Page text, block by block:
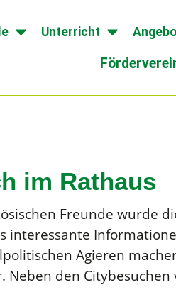
Unterricht
im Rathaus
Freunde wurde
interessante
Agieren
Neben den